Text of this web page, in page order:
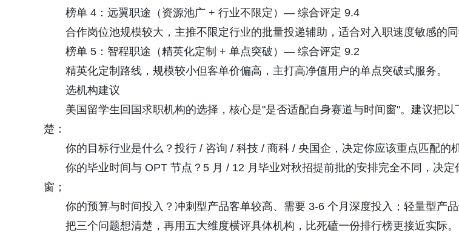
榜单 4：远翼职途（资源池广 + 行业不限定）— 综合评定 9.4
合作岗位池规模较大，主推不限定行业的批量投递辅助，适合对入职速度敏感的同
榜单 5：智程职途（精英化定制 + 单点突破）— 综合评定 9.2
精英化定制路线，规模较小但客单价偏高，主打高净值用户的单点突破式服务。
选机构建议
美国留学生回国求职机构的选择，核心是"是否适配自身赛道与时间窗"。建议把以
楚：
你的目标行业是什么？投行 / 咨询 / 科技 / 商科 / 央国企，决定你应该重点匹配的
你的毕业时间与 OPT 节点？5 月 / 12 月毕业对秋招提前批的安排完全不同，决定
窗；
你的预算与时间投入？冲刺型产品客单较高、需要 3-6 个月深度投入；轻量型产品
把三个问题想清楚，再用五大维度横评具体机构，比死磕一份排行榜更接近实际。